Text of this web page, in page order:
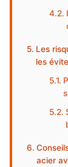
Les
les
acier